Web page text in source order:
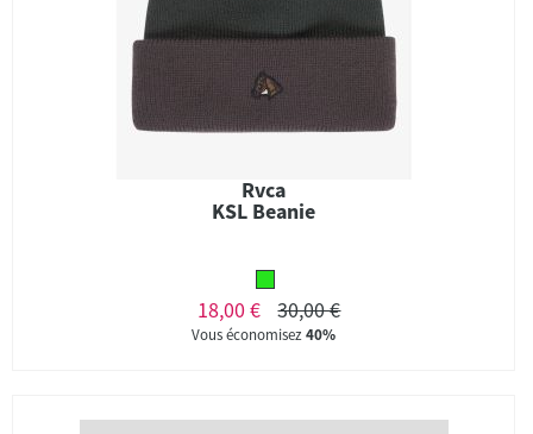
Rvca
KSL Beanie
18,00 € 30,00 €
Vous économisez40%